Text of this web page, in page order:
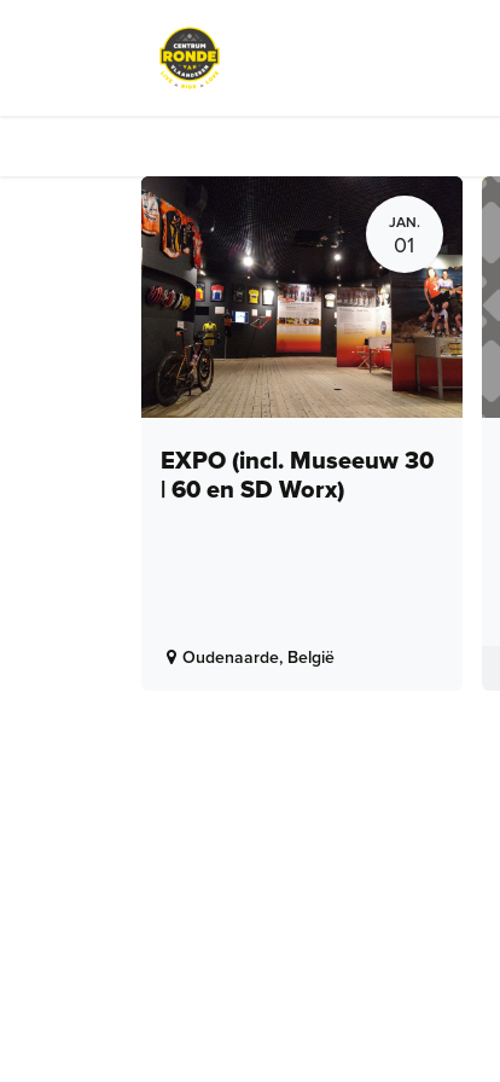
JAN.
01
EXPO (incl. Museeuw 30
| 60 en SD Worx)
Oudenaarde, België